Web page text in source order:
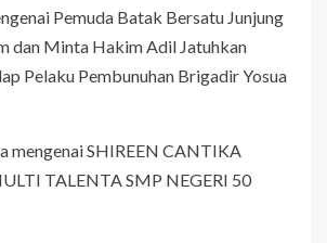
Pemuda Batak Bersatu Junjung
dan Minta Hakim Adil Jatuhkan
Pelaku Pembunuhan Brigadir Yosua
mengenaiSHIREEN CANTIKA
TALENTA SMP NEGERI 50